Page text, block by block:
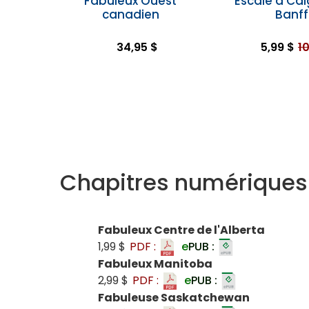
canadien
34,95 $
Banff
5,99 $
Chapitres numériques
Fabuleux Centre de l'Alberta
1,99 $ PDF : ePUB :
Fabuleux Manitoba
2,99 $ PDF : ePUB :
Fabuleuse Saskatchewan